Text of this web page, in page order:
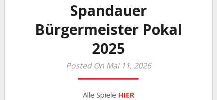
Spandauer
Bürgermeister Pokal
2025
Posted On Mai 11, 2026
Alle Spiele HIER